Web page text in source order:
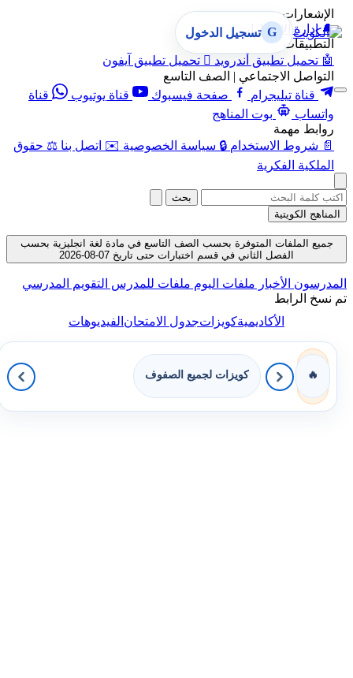
الإشعارات
🔔 إدارة الإشعارات
التطبيقات
تحميل تطبيق أندرويد  تحميل تطبيق آيفون
التواصل الاجتماعي | الصف التاسع
قناة تيليجرام
صفحة فيسبوك قناة يوتيوب
قناة
واتساب
بوت المناهج
روابط مهمة
شروط الاستخدام 🔒 سياسة الخصوصية ✉️ اتصل بنا ⚖️ حقوق
الملكية الفكرية
G تسجيل الدخول
بحث
المناهج الكويتية
جميع الملفات المتوفرة بحسب الصف التاسع في مادة لغة انجليزية بحسب
الفصل الثاني في قسم اختبارات حتى تاريخ 07-08-2026
الأخبارملفات اليومملفات للمدرسالتقويم المدرسي
نسخ الرابط
الأكاديميةكويزاتجدول الامتحانالفيديوهات
كويزات لجميع الصفوف